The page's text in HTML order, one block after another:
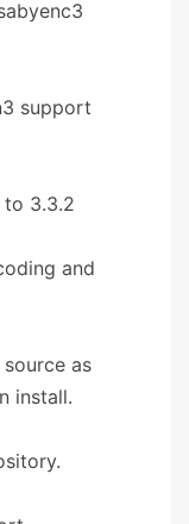
support
to 3.3.2
and
as
install.